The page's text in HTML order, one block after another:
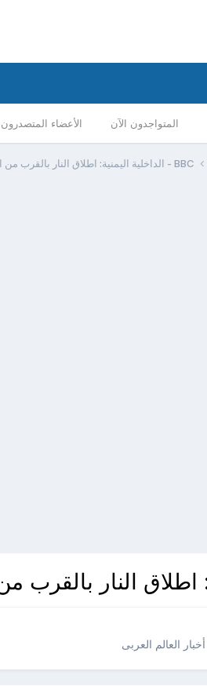
المتواجدون الآن الأعضاء المتصدرون
BBC - الداخلية اليمنية: اطلاق النار بالقرب من السفارة الأمريكية
أخبار العالم العربى